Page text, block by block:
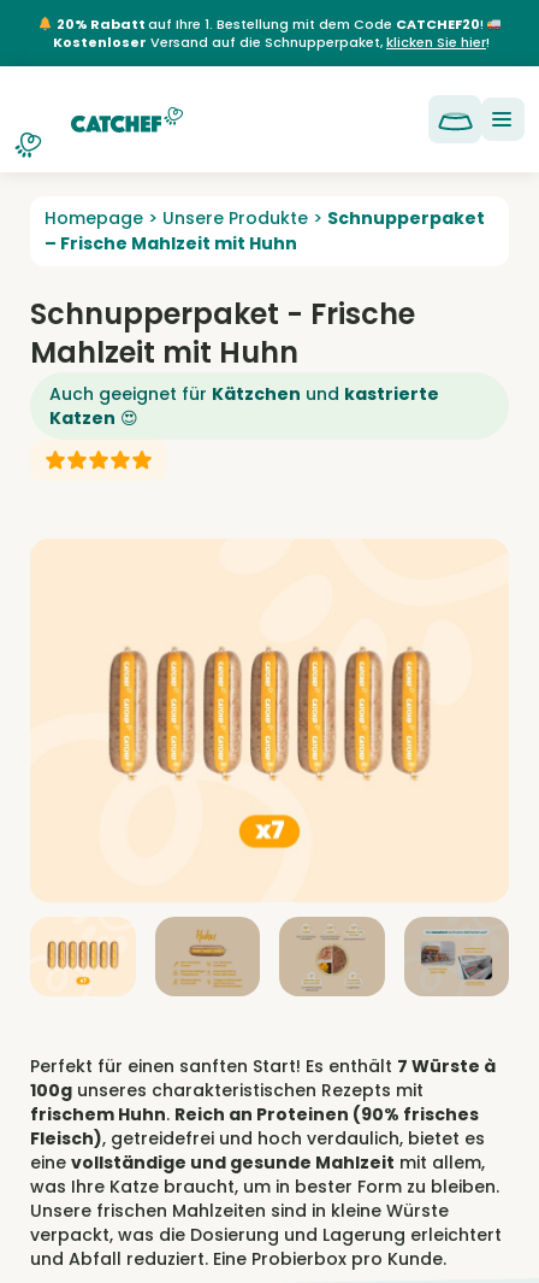
20% Rabattauf Ihre 1. Bestellung mit dem Code CATCHEF20!
Kostenloser Versand auf die Schnupperpaket,klicken Sie hier!
NL EN FR DE
Homepage > Unsere Produkte > Schnupperpaket
– Frische Mahlzeit mit Huhn